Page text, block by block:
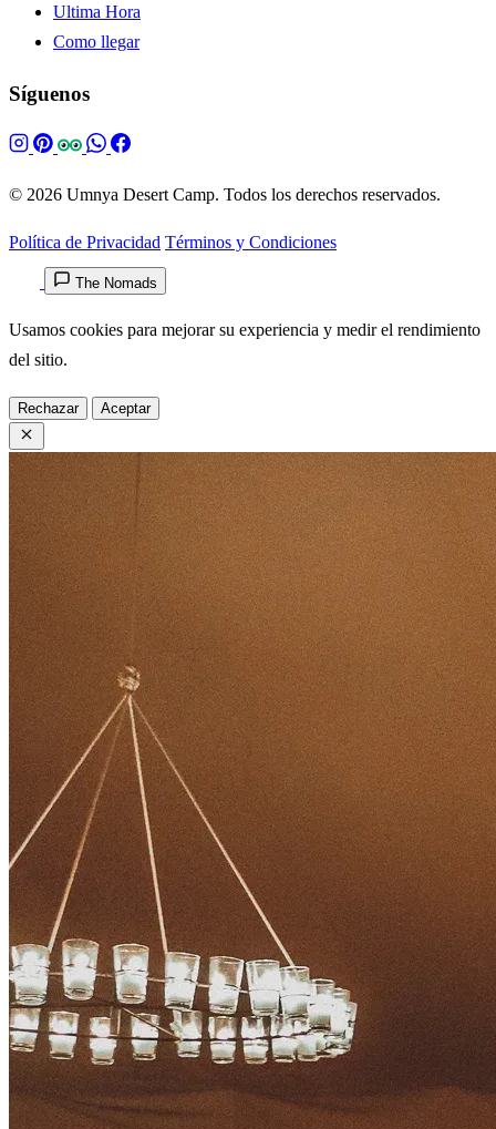
Ultima Hora
Como llegar
Síguenos
© 2026 Umnya Desert Camp. Todos los derechos reservados.
Política de Privacidad Términos y Condiciones
The Nomads
Usamos cookies para mejorar su experiencia y medir el rendimiento
del sitio.
Rechazar Aceptar